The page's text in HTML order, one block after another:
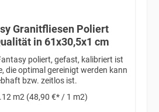
Granitfliesen Poliert
in 61x30,5x1 cm
poliert, gefast, kalibriert ist
die optimal gereinigt werden kann
bzw. zeitlos ist.
m2 (48,90 €* / 1 m2)